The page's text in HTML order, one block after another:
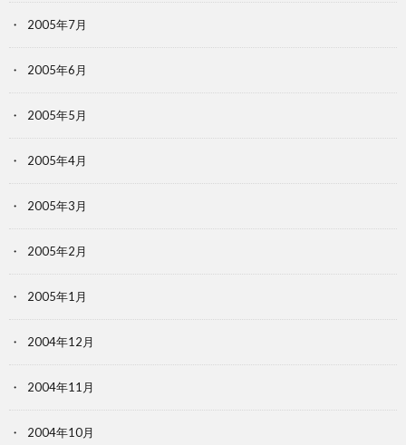
2005年7月
2005年6月
2005年5月
2005年4月
2005年3月
2005年2月
2005年1月
2004年12月
2004年11月
2004年10月